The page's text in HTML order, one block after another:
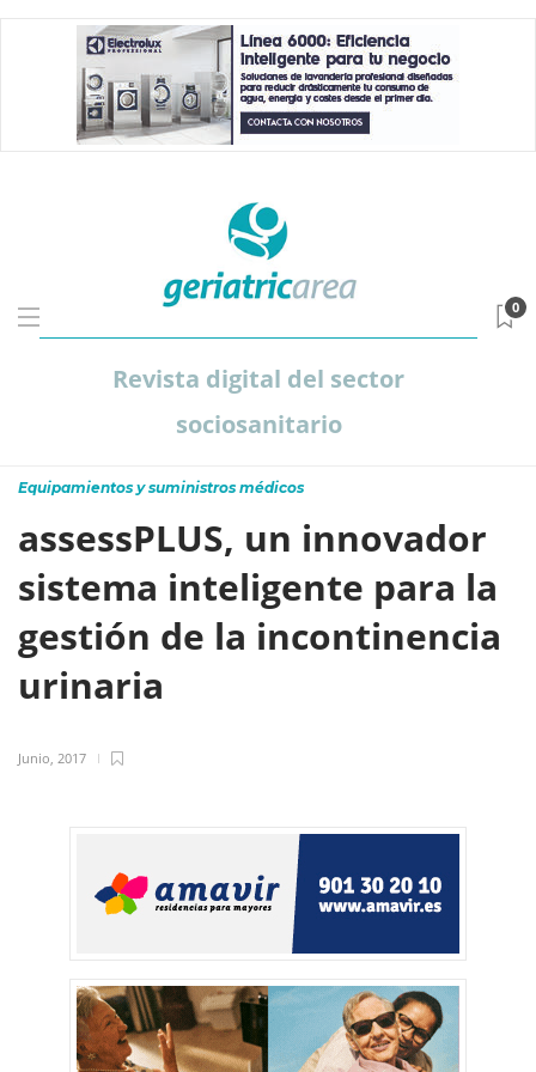
Revista digital del sector
sociosanitario
0
Equipamientos y suministros médicos
assessPLUS, un innovador
sistema inteligente para la
gestión de la incontinencia
urinaria
Junio, 2017